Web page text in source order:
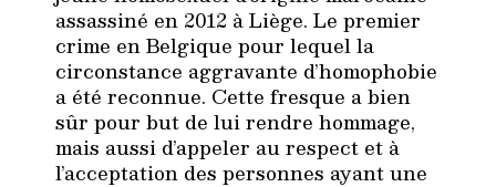
assassiné en 2012 à Liège. Le premier
crime en Belgique pour lequel la
circonstance aggravante d’homophobie
a été reconnue. Cette fresque a bien
sûr pour but de lui rendre hommage,
mais aussi d’appeler au respect et à
l’acceptation des personnes ayant une